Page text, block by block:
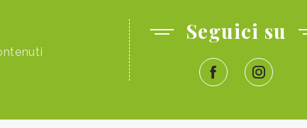
Seguici su